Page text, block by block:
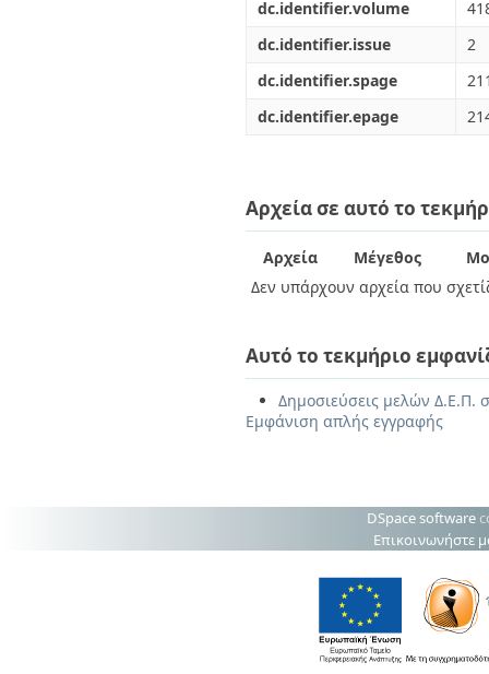
dc.identifier.volume
dc.identifier.issue
2
dc.identifier.spage
dc.identifier.epage
Αρχεία σε αυτό το
Αρχεία Μέγεθος
Δεν υπάρχουν αρχεία που
Αυτό το τεκμήριο
Δημοσιεύσεις μελών Δ.Ε.Π.
Εμφάνιση απλής εγγραφής
DSpace software
Επικοινωνήστε